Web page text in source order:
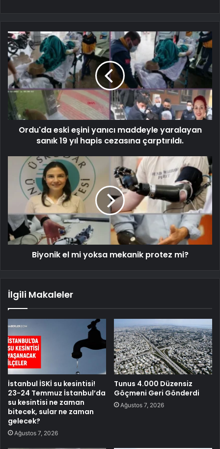
Ordu'da eski eşini yanıcı maddeyle yaralayan
sanık 19 yıl hapis cezasına çarptırıldı.
Biyonik el mi yoksa mekanik protez mi?
İlgili Makaleler
İstanbul İSKİ su kesintisi!
23-24 Temmuz İstanbul’da
su kesintisi ne zaman
bitecek, sular ne zaman
gelecek?
Ağustos 7, 2026
Tunus 4.000 Düzensiz
Göçmeni Geri Gönderdi
Ağustos 7, 2026